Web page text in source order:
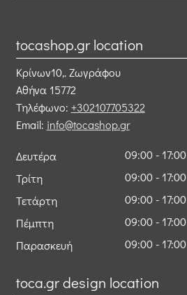
tocashop.gr location
Κρίνων10,. Ζωγράφου
Αθήνα 15772
Τηλέφωνο: +302107705322
Email: info@tocashop.gr
Δευτέρα
09:00 - 17:00
Τρίτη
09:00 - 17:00
Τετάρτη
09:00 - 17:00
Πέμπτη
09:00 - 17:00
Παρασκευή
09:00 - 17:00
toca.gr design location